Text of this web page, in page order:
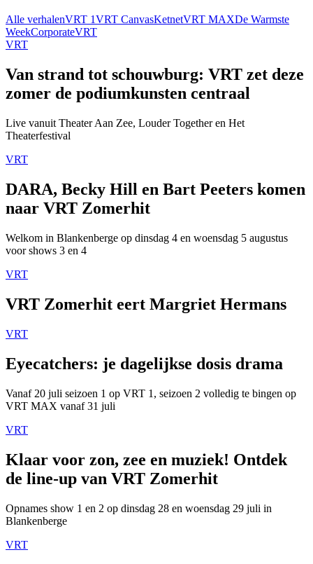
Alle verhalenVRT 1VRT CanvasKetnetVRT MAXDe Warmste
WeekCorporateVRT
VRT
Van strand tot schouwburg: VRT zet deze
zomer de podiumkunsten centraal
Live vanuit Theater Aan Zee, Louder Together en Het
Theaterfestival
VRT
DARA, Becky Hill en Bart Peeters komen
naar VRT Zomerhit
Welkom in Blankenberge op dinsdag 4 en woensdag 5 augustus
voor shows 3 en 4
VRT
VRT Zomerhit eert Margriet Hermans
VRT
Eyecatchers: je dagelijkse dosis drama
Vanaf 20 juli seizoen 1 op VRT 1, seizoen 2 volledig te bingen op
VRT MAX vanaf 31 juli
VRT
Klaar voor zon, zee en muziek! Ontdek
de line-up van VRT Zomerhit
Opnames show 1 en 2 op dinsdag 28 en woensdag 29 juli in
Blankenberge
VRT